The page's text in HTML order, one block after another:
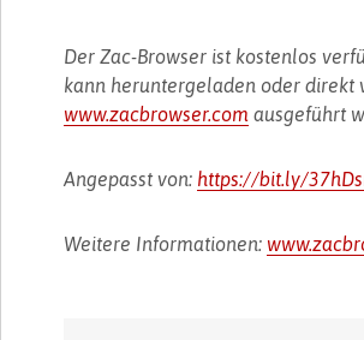
Der Zac-Browser ist kostenlos
kann heruntergeladen oder direkt
www.zacbrowser.com ausgeführt
Angepasst von: https://bit.ly/
Weitere Informationen: